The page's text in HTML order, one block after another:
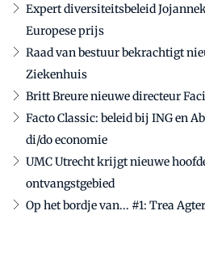
Expert diversiteitsbeleid
Europese prijs
Raad van bestuur bekrachtigt
Ziekenhuis
Britt Breure nieuwe directeur
Facto Classic: beleid bij ING en
di/do economie
UMC Utrecht krijgt nieuwe
ontvangstgebied
Op het bordje van... #1: Trea